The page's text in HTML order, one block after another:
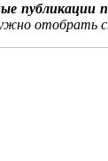
публикации